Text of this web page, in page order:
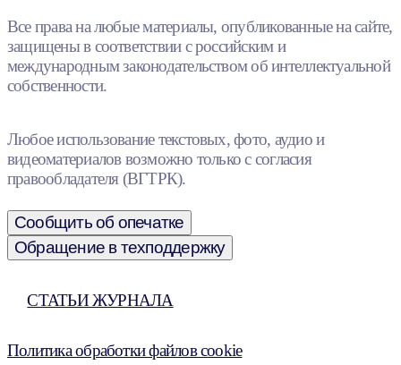
Все права на любые материалы, опубликованные на сайте,
защищены в соответствии с российским и
международным законодательством об интеллектуальной
собственности.
Любое использование текстовых, фото, аудио и
видеоматериалов возможно только с согласия
правообладателя (ВГТРК).
Сообщить об опечатке
Обращение в техподдержку
СТАТЬИ ЖУРНАЛА
Политика обработки файлов cookie